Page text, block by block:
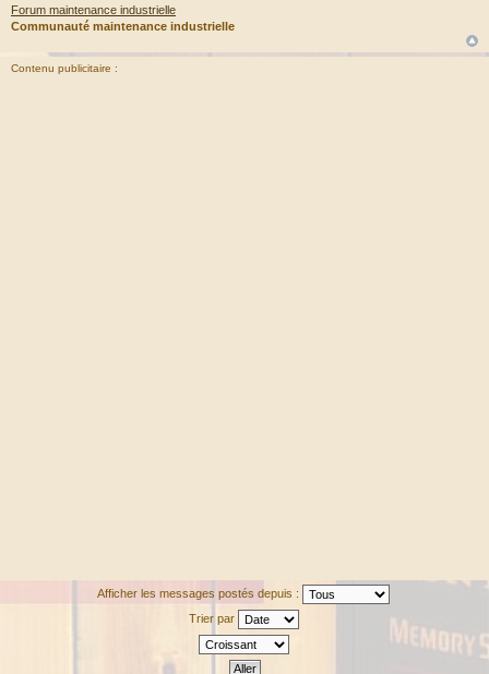
Forum maintenance industrielle
Communauté maintenance industrielle
Contenu publicitaire :
Afficher les messages postés depuis :
Trier par